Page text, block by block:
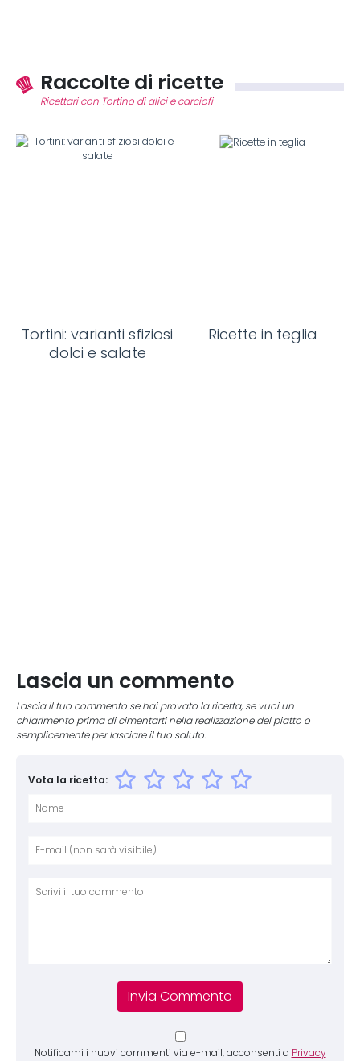
Raccolte di ricette
Ricettari con Tortino di alici e carciofi
Tortini: varianti sfiziosi
dolci e salate
Ricette in teglia
Lascia un commento
Lascia il tuo commento se hai provato la ricetta, se vuoi un
chiarimento prima di cimentarti nella realizzazione del piatto o
semplicemente per lasciare il tuo saluto.
Vota la ricetta:
Notificami i nuovi commenti via e-mail, acconsenti a Privacy